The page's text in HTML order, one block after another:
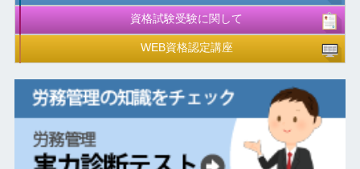
資格試験受験に関して
WEB資格認定講座